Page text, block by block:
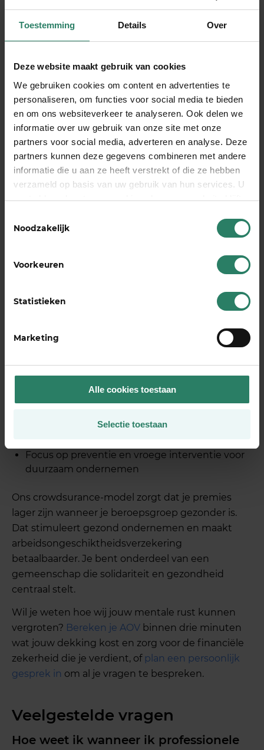
Toestemming Details Over
Deze website maakt gebruik van cookies
We gebruiken cookies om content en advertenties te
personaliseren, om functies voor social media te bieden
en om ons websiteverkeer te analyseren. Ook delen we
informatie over uw gebruik van onze site met onze
partners voor social media, adverteren en analyse. Deze
partners kunnen deze gegevens combineren met andere
informatie die u aan ze heeft verstrekt of die ze hebben
verzameld op basis van uw gebruik van hun services. U
gaat akkoord met onze cookies als u onze website blijft
Noodzakelijk
Voorkeuren
Statistieken
Marketing
Alle cookies toestaan
Selectie toestaan
Vanaf de eerste ziektedag staat er professionele
begeleiding voor je klaar. Onze Adviseurs
gezond is voor jou en je onderneming. Ze helpen
je bij duurzaam herstel en voorkomen dat je te
snel weer aan de slag gaat. Die begeleiding krijg je
ook preventief als je merkt dat je je minder
gezond voelt.
De wachttijd bij ons is standaard twee maanden.
Dit is de periode die je zelf moet overbruggen op
het moment dat je ziek bent. De daadwerkelijke
uitbetaling vindt plaats in de derde maand.
Wat wij bieden:
gezonde ondernemers, aangevuld met een
Transparante en betaalbare dekking die
Flexibele opties: twee jaar dekking of dekking
tot aan je pensioen
Werkvermogen vanaf dag één
Gemeenschap van meer dan 15.000
ondernemers die elkaar steunen
Snelle digitale aanmelding binnen drie
Focus op preventie en vroege interventie voor
duurzaam ondernemen
Ons crowdsurance-model zorgt dat je premies
lager zijn wanneer je beroepsgroep gezonder is.
Dat stimuleert gezond ondernemen en maakt
arbeidsongeschiktheidsverzekering
betaalbaarder. Je bent onderdeel van een
gemeenschap die solidariteit en gezondheid
centraal stelt.
Wil je weten hoe wij jouw mentale rust kunnen
vergroten? Bereken je AOV binnen drie minuten
wat jouw dekking kost en zorg voor de financiële
zekerheid die je verdient, of plan een persoonlijk
gesprek in om al je vragen te bespreken.
Veelgestelde vragen
Hoe weet ik wanneer ik professionele